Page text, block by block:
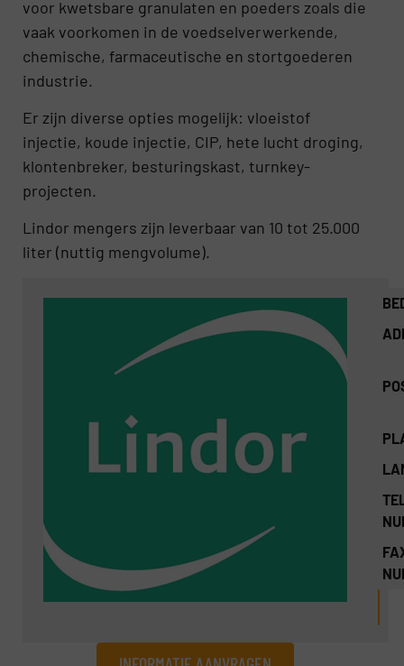
voor kwetsbare granulaten en poeders zoals die
vaak voorkomen in de voedselverwerkende,
chemische, farmaceutische en stortgoederen
industrie.
Er zijn diverse opties mogelijk: vloeistof
injectie, koude injectie, CIP, hete lucht droging,
klontenbreker, besturingskast, turnkey-
projecten.
Lindor mengers zijn leverbaar van 10 tot 25.000
liter (nuttig mengvolume).